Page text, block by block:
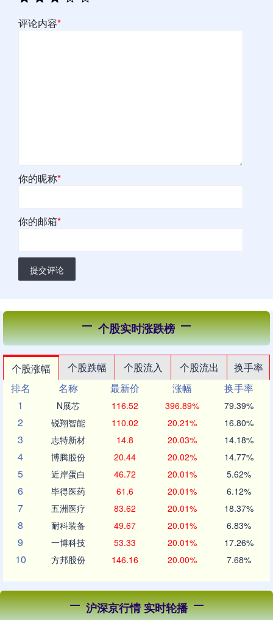
评论内容*
你的昵称*
你的邮箱*
提交评论
个股实时涨跌榜
个股涨幅 个股跌幅 个股流入 个股流出
换手率
排名
名称 最新价 涨幅
换手率
1
N展芯 116.52 396.89% 79.39%
2 锐翔智能 110.02 20.21% 16.80%
3 志特新材 14.8 20.03% 14.18%
4 博腾股份 20.44 20.02% 14.77%
5 近岸蛋白 46.72 20.01% 5.62%
6 毕得医药 61.6 20.01% 6.12%
7 五洲医疗 83.62 20.01% 18.37%
8 耐科装备 49.67 20.01% 6.83%
9 一博科技 53.33 20.01% 17.26%
10 方邦股份 146.16 20.00% 7.68%
沪深京行情 实时轮播